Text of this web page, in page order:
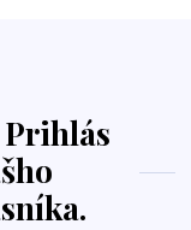
Prihlás